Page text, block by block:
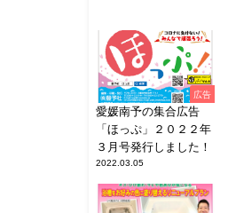
広告
愛媛南予の集合広告
「ほっぷ」２０２２年
３月号発行しました！
2022.03.05